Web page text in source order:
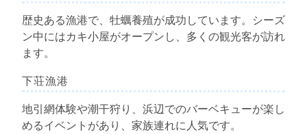
歴史ある漁港で、牡蠣養殖が成功しています。シーズ
ン中にはカキ小屋がオープンし、多くの観光客が訪れ
ます。
下荘漁港
地引網体験や潮干狩り、浜辺でのバーベキューが楽し
めるイベントがあり、家族連れに人気です。